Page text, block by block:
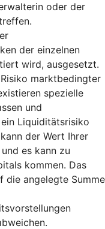
oder der
der einzelnen
wird, ausgesetzt.
marktbedingter
spezielle
und
Liquiditätsrisiko
der Wert Ihrer
es kann zu
kommen. Das
die angelegte Summe